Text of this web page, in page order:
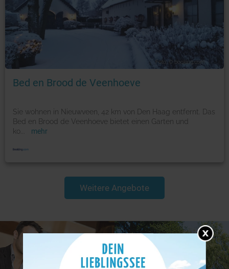
Foto: © booking.com
Bed en Brood de Veenhoeve
Sie wohnen in Nieuwveen, 42 km von Den Haag entfernt. Das
Bed en Brood de Veenhoeve bietet einen Garten und
ko
mehr
Weitere Angebote